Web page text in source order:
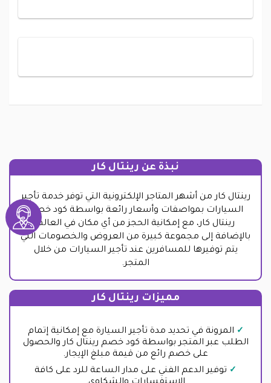
نبذة عن رينتال كار
رينتال كار من أشهر المتاجر الإلكترونية التي توفر خدمة تأجير
السيارات بمواصفات وأسعار رائعة بواسطة كود خصم
رينتال كار، مع إمكانية الحجز من أي مكان في العالم
بالإضافة إلى مجموعة كبيرة من العروض والخصومات التي
يتم توفيرها للمسافرين عند تأجير السيارات من خلال
المتجر.
مميزات رينتال كار
المرونة في تحديد مدة تأجير السيارة مع إمكانية إتمام
الطلب عبر المتجر بواسطة كود خصم رينتال كار والحصول
على خصم رائع من قيمة مبلغ الإيجار.
توفير الدعم الفني على مدار الساعة للرد على كافة